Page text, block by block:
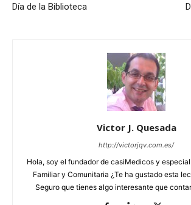
Día de la Biblioteca
Victor J. Quesada
http://victorjqv.com.es/
Hola, soy el fundador de casiMedicos y
Familiar y Comunitaria ¿Te ha gustado esta
Seguro que tienes algo interesante que